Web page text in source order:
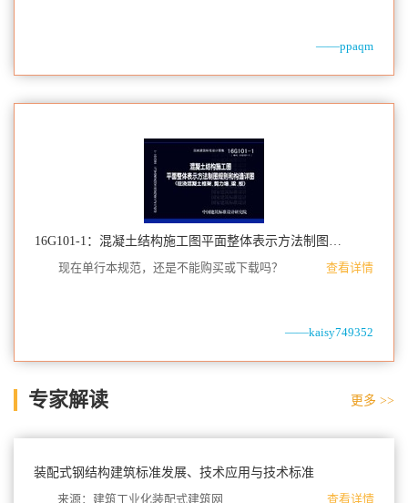
——ppaqm
现在单行本规范，还是不能购买或下载吗？
查看详情
——kaisy749352
专家解读 更多 >>
装配式钢结构建筑标准发展、技术应用与技术标准
来源：建筑工业化装配式建筑网
查看详情